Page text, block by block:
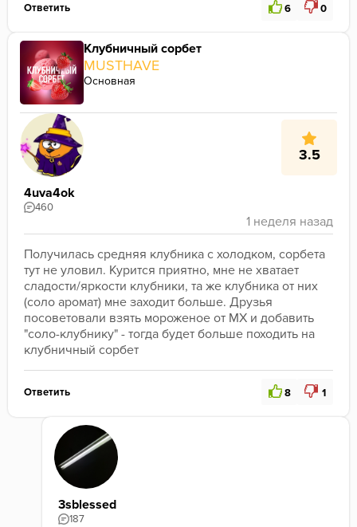
Ответить 6 0
Клубничный сорбет
MUSTHAVE
Основная
3.5
4uva4ok
460
Получилась средняя клубника с холодком, сорбета
тут не уловил. Курится приятно, мне не хватает
сладости/яркости клубники, та же клубника от них
(соло аромат) мне заходит больше. Друзья
посоветовали взять мороженое от МХ и добавить
"соло-клубнику" - тогда будет больше походить на
клубничный сорбет
Ответить 8 1
3sblessed
187